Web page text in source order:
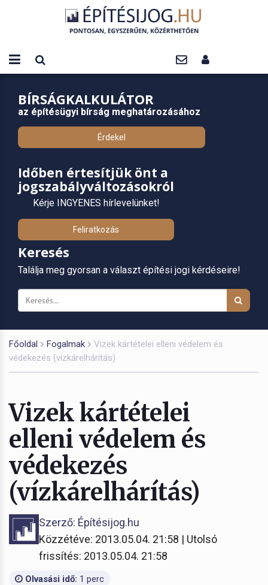
BÍRSÁGKALKULÁTOR
az építésügyi bírság meghatározásához
Érdekel
Időben értesítjük önt a
jogszabályváltozásokról
Kérje INGYENES hírlevelünket!
Feliratkozás
Keresés
Találja meg gyorsan a választ építési jogi kérdéseire!
Főoldal Fogalmak
Vizek kártételei elleni védelem és
védekezés (vízkárelhárítás)
Vizek kártételei
elleni védelem és
védekezés
(vízkárelhárítás)
Szerző: Építésijog.hu
Közzétéve: 2013.05.04. 21:58 | Utolsó
frissítés: 2013.05.04. 21:58
Olvasási idő: 1 perc